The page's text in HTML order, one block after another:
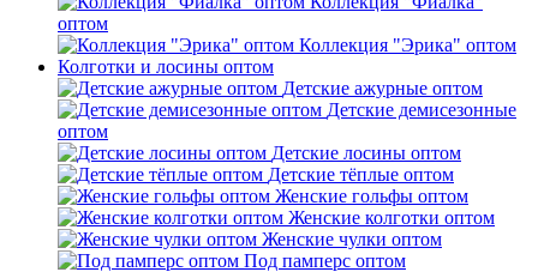
оптом
Коллекция "Эрика" оптом
Колготки и лосины оптом
Детские ажурные оптом
Детские демисезонные
оптом
Детские лосины оптом
Детские тёплые оптом
Женские гольфы оптом
Женские колготки оптом
Женские чулки оптом
Под памперс оптом